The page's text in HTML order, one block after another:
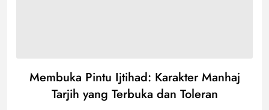
Membuka Pintu Ijtihad: Karakter Manhaj
Tarjih yang Terbuka dan Toleran